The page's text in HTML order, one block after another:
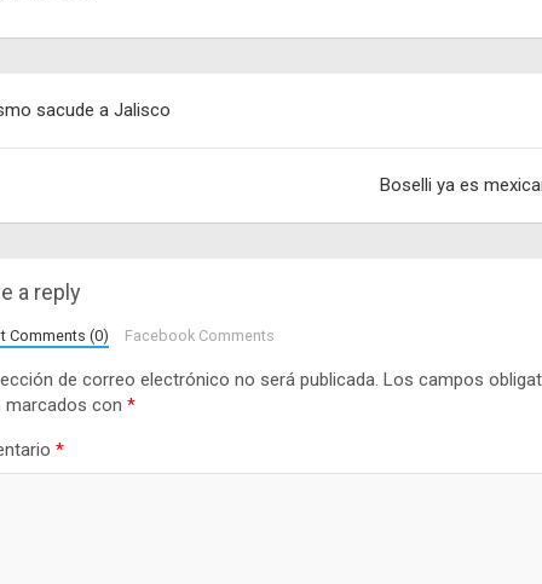
sacude a Jalisco
Boselli ya es
a reply
Comments (0) Facebook Comments
de correo electrónico no será publicada. Los campos
marcados con *
*